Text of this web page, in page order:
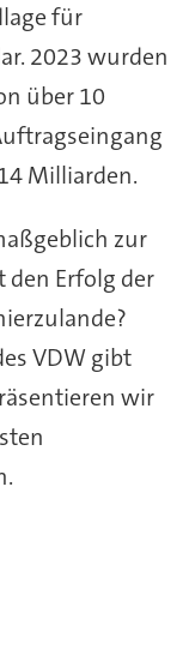
für
2023 wurden
über 10
Milliarden.
zur
den Erfolg der
VDW gibt
wir